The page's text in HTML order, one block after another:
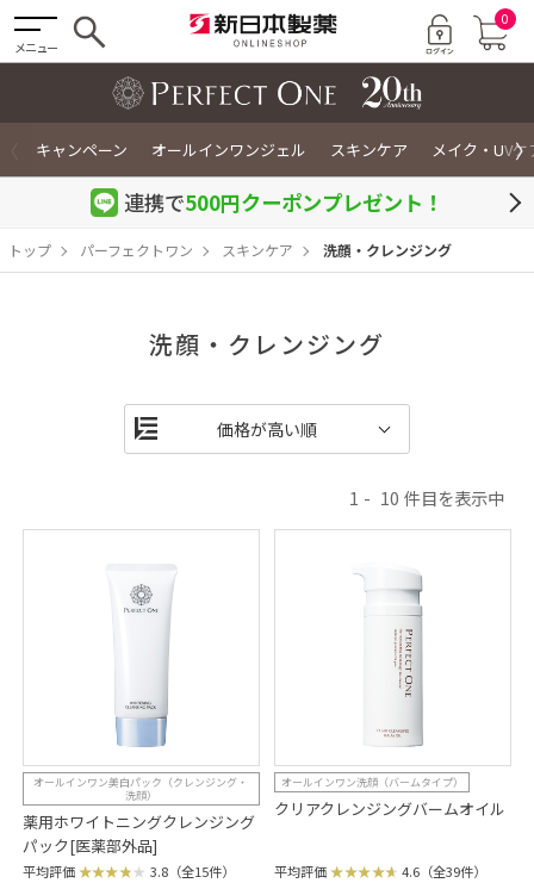
メニュー
0
キャンペーン オールインワンジェル スキンケア メイク・UVケ
〉
連携で500円クーポンプレゼント！
トップ パーフェクトワン スキンケア 洗顔・クレンジング
洗顔・クレンジング
1 10
オールインワン美白パック（クレンジング・
洗顔）
薬用ホワイトニングクレンジング
パック[医薬部外品]
平均評価 3.8（全15件）
オールインワン洗顔（バームタイプ）
クリアクレンジングバームオイル
平均評価 4.6（全39件）